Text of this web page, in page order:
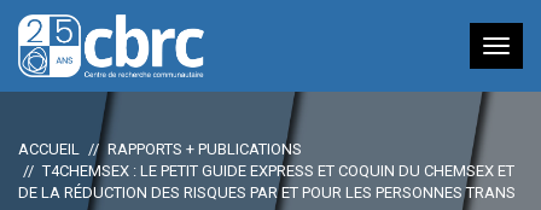
à
ACCUEIL
RAPPORTS + PUBLICATIONS
T4CHEMSEX : LE PETIT GUIDE EXPRESS ET COQUIN DU CHEMSEX ET
DE LA RÉDUCTION DES RISQUES PAR ET POUR LES PERSONNES TRANS